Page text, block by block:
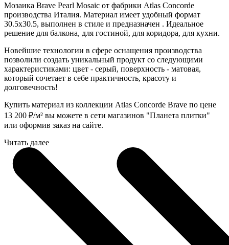
Мозаика Brave Pearl Mosaic от фабрики Atlas Concorde
производства Италия. Материал имеет удобный формат
30.5x30.5, выполнен в стиле и предназначен . Идеальное
решение для балкона, для гостиной, для коридора, для кухни.
Новейшие технологии в сфере оснащения производства
позволили создать уникальный продукт со следующими
характеристиками: цвет - серый, поверхность - матовая,
который сочетает в себе практичность, красоту и
долговечность!
Купить материал из коллекции Atlas Concorde Brave по цене
13 200 ₽/м² вы можете в сети магазинов "Планета плитки"
или оформив заказ на сайте.
Читать далее